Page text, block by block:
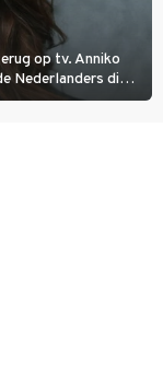
op tv. Anniko
Nederlanders die
De beste